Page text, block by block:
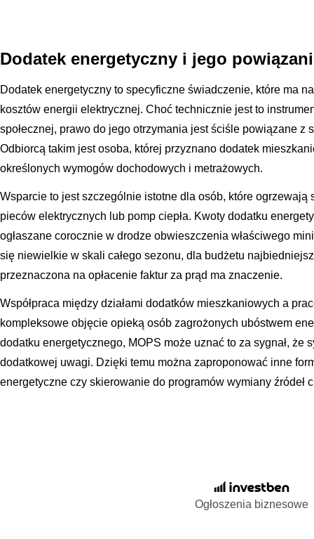
Dodatek energetyczny i jego
Dodatek energetyczny to specyficzne świadczenie, które ma
kosztów energii elektrycznej. Choć technicznie jest to
społecznej, prawo do jego otrzymania jest ściśle powiązane z
Odbiorcą takim jest osoba, której przyznano dodatek
określonych wymogów dochodowych i metrażowych.
Wsparcie to jest szczególnie istotne dla osób, które ogrzewają
pieców elektrycznych lub pomp ciepła. Kwoty dodatku
ogłaszane corocznie w drodze obwieszczenia właściwego
się niewielkie w skali całego sezonu, dla budżetu
przeznaczona na opłacenie faktur za prąd ma znaczenie.
Współpraca między działami dodatków mieszkaniowych a
kompleksowe objęcie opieką osób zagrożonych ubóstwem
dodatku energetycznego, MOPS może uznać to za sygnał, że
dodatkowej uwagi. Dzięki temu można zaproponować inne
energetyczne czy skierowanie do programów wymiany źródeł
Ogłoszenia biznesowe